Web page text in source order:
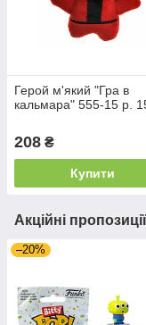
Герой м'який "Гра в
кальмара" 555-15 р.
208 ₴
Купити
Акційні
–20%